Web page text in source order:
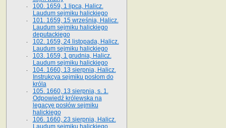
100. 1659, 1 lipca, Halicz.
Laudum sejmiku halickiego
101. 1659, 15 września, Halicz.
Laudum sejmiku halickiego
deputackiego
102. 1659, 24 listopada, Halicz.
Laudum sejmiku halickiego
103. 1659, 1 grudnia, Halicz.
Laudum sejmiku halickiego
104. 1660, 13 sierpnia, Halicz.
Instrukcya sejmiku posłom do
króla
105. 1660, 13 sierpnia, s. 1.
Odpowiedź królewska na
legacyę posłów sejmiku
halickiego
106. 1660, 23 sierpnia, Halicz.
Laudum sejmiku halickiego